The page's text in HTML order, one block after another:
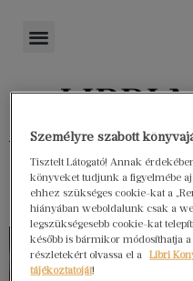
Személyre szabott
Tisztelt Látogató! Annak
könyveket tudjunk a figyelmébe
ehhez szükséges cookie-kat a
hiányában weboldalunk csak a
legszükségesebb cookie-kat
később is bármikor módosíthatja
részletekért olvassa el a
Libri
tájékoztatóját!